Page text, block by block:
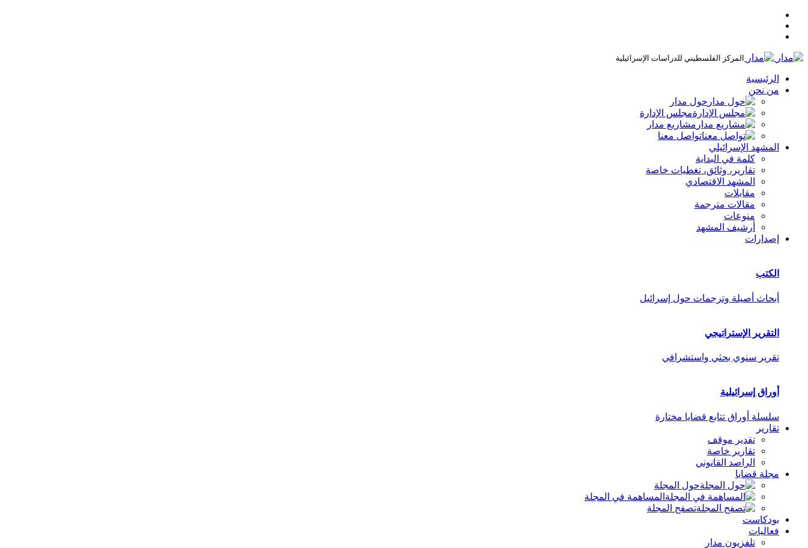
المركز الفلسطيني للدراسات الإسرائيلية
الرئيسية
من نحن
حول مدار
مجلس الإدارة
مشاريع مدار
تواصل معنا
المشهد الإسرائيلي
كلمة في البداية
تقارير، وثائق، تغطيات خاصة
المشهد الاقتصادي
مقابلات
مقالات مترجمة
منوعات
أرشيف المشهد
إصدارات
الكتب
أبحاث أصيلة وترجمات حول إسرائيل
التقرير الإستراتيجي
تقرير سنوي بحثي واستشرافي
أوراق إسرائيلية
سلسلة أوراق تتابع قضايا مختارة
تقارير
تقدير موقف
تقارير خاصة
الراصد القانوني
مجلة قضايا
حول المجلة
المساهمة في المجلة
تصفح المجلة
بودكاست
فعاليات
تلفزيون مدار